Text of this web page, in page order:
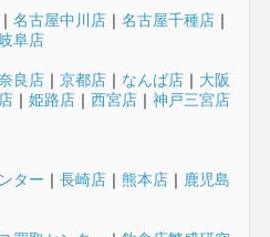
名古屋中川店｜ 名古屋千種店｜
阜店
良店｜ 京都店｜ なんば店｜ 大阪
｜ 姫路店｜ 西宮店｜ 神戸三宮店
ター ｜ 長崎店｜ 熊本店｜ 鹿児島